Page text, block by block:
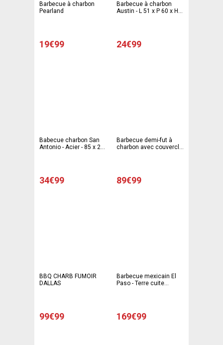
Barbecue à charbon
Pearland
19€99
Barbecue à charbon
Austin - L 51 x P 60 x H
24€99
Babecue charbon San
Antonio - Acier - 85 x 27
34€99
Barbecue demi-fut à
charbon avec couvercle
89€99
BBQ CHARB FUMOIR
DALLAS
99€99
Barbecue mexicain El
Paso - Terre cuite
169€99